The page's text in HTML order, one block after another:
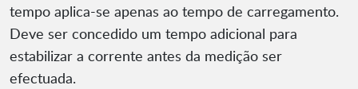
tempo aplica-se apenas ao tempo de carregamento.
Deve ser concedido um tempo adicional para
estabilizar a corrente antes da medição ser
efectuada.